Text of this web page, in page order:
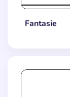
Fantasie